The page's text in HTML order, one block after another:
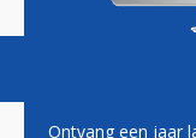
Ontvang een jaar